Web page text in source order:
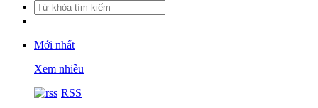
Mới nhất
Xem nhiều
RSS